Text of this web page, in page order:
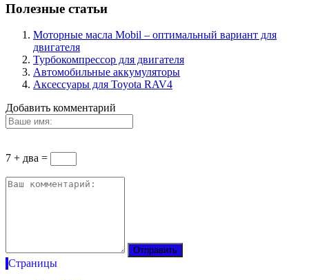
Полезные статьи
Моторные масла Mobil – оптимальный вариант для
двигателя
Турбокомпрессор для двигателя
Автомобильные аккумуляторы
Аксессуары для Toyota RAV4
Добавить комментарий
7 + два =
Страницы